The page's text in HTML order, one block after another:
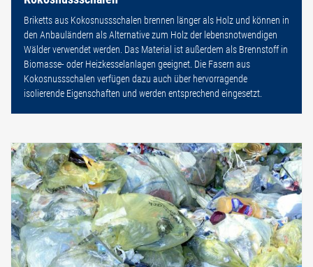
Briketts aus Kokosnussschalen brennen länger als Holz und können in
den Anbauländern als Alternative zum Holz der lebensnotwendigen
Wälder verwendet werden. Das Material ist außerdem als Brennstoff in
Biomasse- oder Heizkesselanlagen geeignet. Die Fasern aus
Kokosnussschalen verfügen dazu auch über hervorragende
isolierende Eigenschaften und werden entsprechend eingesetzt.